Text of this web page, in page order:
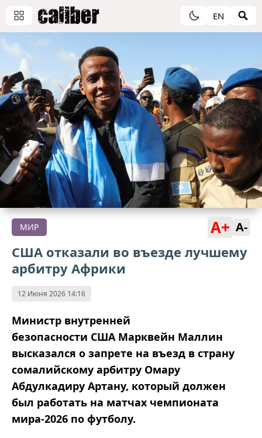
EN
МИР A+ A-
США отказали во въезде лучшему
арбитру Африки
12 Июня 2026 14:16
Министр внутренней
безопасности США Марквейн Маллин
высказался о запрете на въезд в страну
сомалийскому арбитру Омару
Абдулкадиру Артану, который должен
был работать на матчах чемпионата
мира-2026 по футболу.